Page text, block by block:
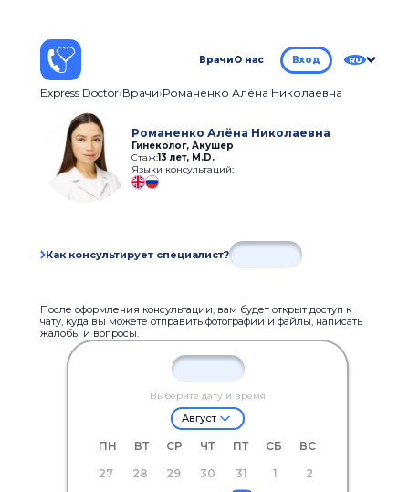
ВрачиО нас Вход RU
Express Doctor Врачи Романенко Алёна Николаевна
Романенко Алёна Николаевна
Гинеколог, Акушер
Стаж:13 лет, M.D.
Языки консультаций:
Как консультирует специалист?
После оформления консультации, вам будет открыт доступ к
чату, куда вы можете отправить фотографии и файлы, написать
жалобы и вопросы.
Выберите дату и время
Август
ПН ВТ СР ЧТ ПТ СБ
ВС
27
28 29 30 31 1
2